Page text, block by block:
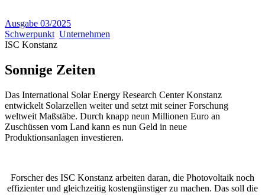
Ausgabe 03/2025
Schwerpunkt Unternehmen
ISC Konstanz
Sonnige Zeiten
Das International Solar Energy Research Center Konstanz
entwickelt Solarzellen weiter und setzt mit seiner Forschung
weltweit Maßstäbe. Durch knapp neun Millionen Euro an
Zuschüssen vom Land kann es nun Geld in neue
Produktionsanlagen investieren.
Forscher des ISC Konstanz arbeiten daran, die Photovoltaik noch
effizienter und gleichzeitig kostengünstiger zu machen. Das soll die